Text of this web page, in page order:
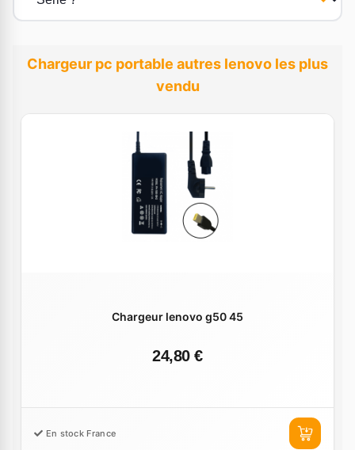
Chargeur pc portable autres lenovo les plus
vendu
Chargeur lenovo g50 45
24,80 €
En stock France